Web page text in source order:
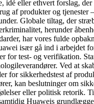
idé eller ethvert forslag,
af produkter og tjenester
Globale tiltag, der
herunder
har vores fulde
især gå ind i arbejdet
for test- og verifikation.
Ved at
for sikkerhedstest af
kan beslutninger om
eller politisk retorik.
Huaweis